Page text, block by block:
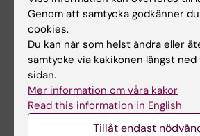
The Node, under fontänen på Sergels torg,
Anmälan, tid och plats
Genom att samtycka godkänner
cookies.
Du kan när som helst ändra eller
samtycke via kakikonen längst
sidan.
Mer information om våra kakor
Read this information in English
Tillåt endast